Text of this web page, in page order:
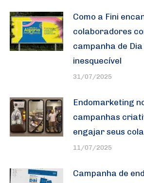
Como a Fini
colaboradores
campanha de
inesquecível
31/07/2025
Endomarketing
campanhas
engajar seus
11/07/2025
Campanha de